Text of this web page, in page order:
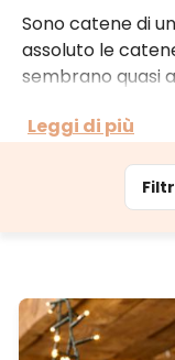
Sono catene di
assoluto le
sembrano quasi
risulta un effetto
alimentate a
Leggi di più